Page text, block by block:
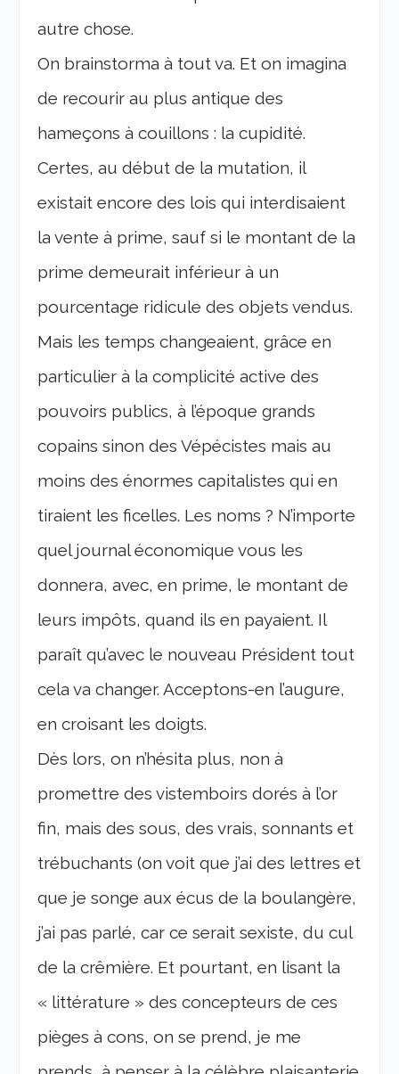
autre chose.
On brainstorma à tout va. Et on imagina
de recourir au plus antique des
hameçons à couillons : la cupidité.
Certes, au début de la mutation, il
existait encore des lois qui interdisaient
la vente à prime, sauf si le montant de la
prime demeurait inférieur à un
pourcentage ridicule des objets vendus.
Mais les temps changeaient, grâce en
particulier à la complicité active des
pouvoirs publics, à l’époque grands
copains sinon des Vépécistes mais au
moins des énormes capitalistes qui en
tiraient les ficelles. Les noms ? N’importe
quel journal économique vous les
donnera, avec, en prime, le montant de
leurs impôts, quand ils en payaient. Il
paraît qu’avec le nouveau Président tout
cela va changer. Acceptons-en l’augure,
en croisant les doigts.
Dès lors, on n’hésita plus, non à
promettre des vistemboirs dorés à l’or
fin, mais des sous, des vrais, sonnants et
trébuchants (on voit que j’ai des lettres et
que je songe aux écus de la boulangère,
j’ai pas parlé, car ce serait sexiste, du cul
de la crêmière. Et pourtant, en lisant la
« littérature » des concepteurs de ces
pièges à cons, on se prend, je me